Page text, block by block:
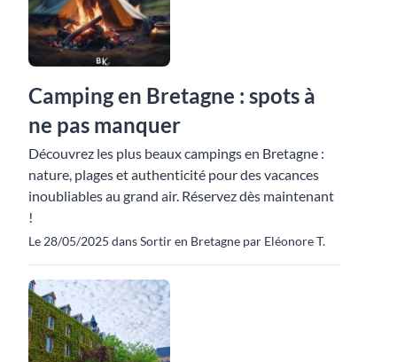
Camping en Bretagne : spots à
ne pas manquer
Découvrez les plus beaux campings en Bretagne :
nature, plages et authenticité pour des vacances
inoubliables au grand air. Réservez dès maintenant
!
Le 28/05/2025 dans Sortir en Bretagne par Eléonore T.